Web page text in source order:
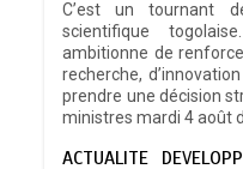
C’est un tournant
scientifique
ambitionne de
recherche,
prendre une décision
ministres mardi 4 août
ACTUALITE